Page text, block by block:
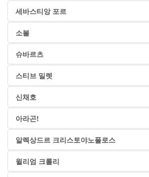
세바스티앙 포르
소볼
슈바르츠
스티브 밀렛
신채호
아라곤!
알렉상드르 크리스토야노풀로스
윌리엄 크롤리